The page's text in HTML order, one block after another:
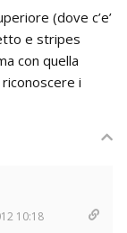
(dove c’e’
e stripes
con quella
i
10:18